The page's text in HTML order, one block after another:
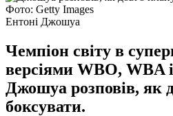
Фото: Getty Images
Ентоні Джошуа
Чемпіон світу в
версіями WBO, WBA
Джошуа розповів, як
боксувати.